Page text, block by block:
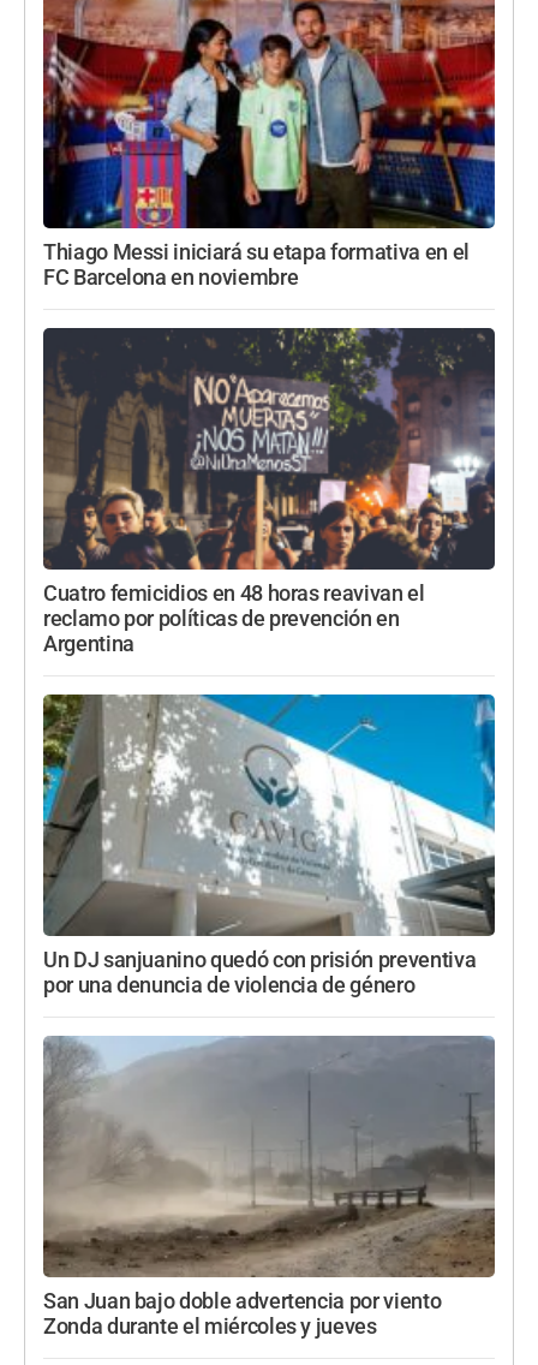
Thiago Messi iniciará su etapa formativa en el
FC Barcelona en noviembre
Cuatro femicidios en 48 horas reavivan el
reclamo por políticas de prevención en
Argentina
Un DJ sanjuanino quedó con prisión preventiva
por una denuncia de violencia de género
San Juan bajo doble advertencia por viento
Zonda durante el miércoles y jueves